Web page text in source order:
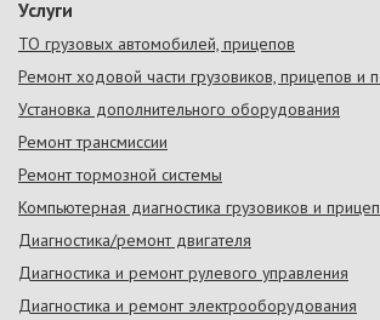
Услуги
ТО грузовых автомобилей, прицепов
Ремонт ходовой части грузовиков, прицепов и
Установка дополнительного оборудования
Ремонт трансмиссии
Ремонт тормозной системы
Компьютерная диагностика грузовиков и
Диагностика/ремонт двигателя
Диагностика и ремонт рулевого управления
Диагностика и ремонт электрооборудования